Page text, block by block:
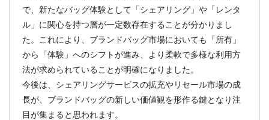
で、新たなバッグ体験として「シェアリング」や「レンタ
ル」に関心を持つ層が一定数存在することが分かりまし
た。これにより、ブランドバッグ市場においても「所有」
から「体験」へのシフトが進み、より柔軟で多様な利用方
法が求められていることが明確になりました。
今後は、シェアリングサービスの拡充やリセール市場の成
長が、ブランドバッグの新しい価値観を形作る鍵となり注
目が集まると思われます。